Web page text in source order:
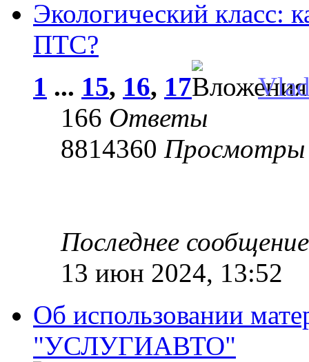
Экологический класс:
ПТС?
1 ... 15, 16, 17
166 Ответы
8814360 Просмотры
Последнее
13 июн 2024, 13:52
Об использовании
"УСЛУГИАВТО"